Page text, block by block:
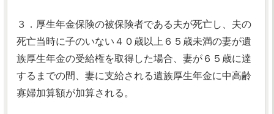
３．厚生年金保険の被保険者である夫が死亡し、夫の
死亡当時に子のいない４０歳以上６５歳未満の妻が遺
族厚生年金の受給権を取得した場合、妻が６５歳に達
するまでの間、妻に支給される遺族厚生年金に中高齢
寡婦加算額が加算される。